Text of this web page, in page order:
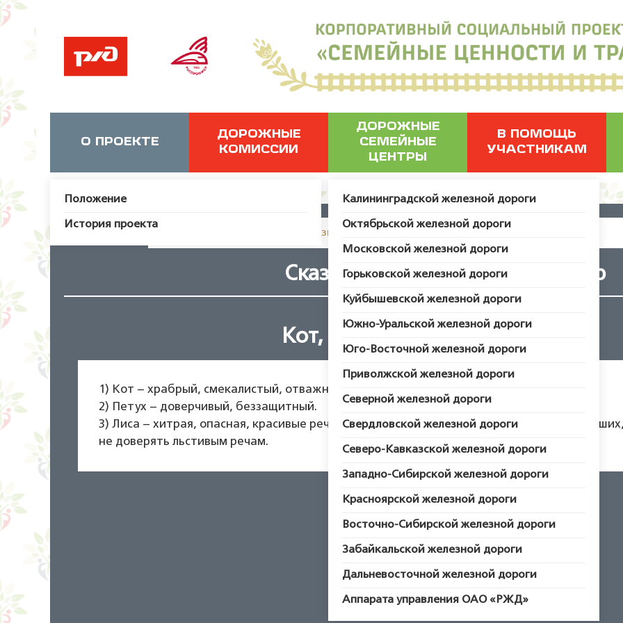
О ПРОЕКТЕ
Положение
История проекта
ДОРОЖНЫЕ
КОМИССИИ
ДОРОЖНЫЕ
СЕМЕЙНЫЕ
ЦЕНТРЫ
Калининградской железной дороги
Октябрьской железной дороги
Московской железной дороги
Горьковской железной дороги
Куйбышевской железной дороги
Южно-Уральской железной дороги
Юго-Восточной железной дороги
Приволжской железной дороги
Северной железной дороги
Свердловской железной дороги
Северо-Кавказской железной дороги
Западно-Сибирской железной дороги
Красноярской железной дороги
Восточно-Сибирской железной дороги
Забайкальской железной дороги
Дальневосточной железной дороги
Аппарата управления ОАО «РЖД»
В ПОМОЩЬ
УЧАСТНИКАМ
JUser: :_load: Не удалось загрузить пользователя с ID 52526.
Сказки, формирующие характер
Кот, петух и лиса
1) Кот – храбрый, смекалистый, отважный.
2) Петух – доверчивый, беззащитный.
3) Лиса – хитрая, опасная, красивые речи говорит. Главная мысль. Надо слушаться
не доверять льстивым речам.
НАЗАД